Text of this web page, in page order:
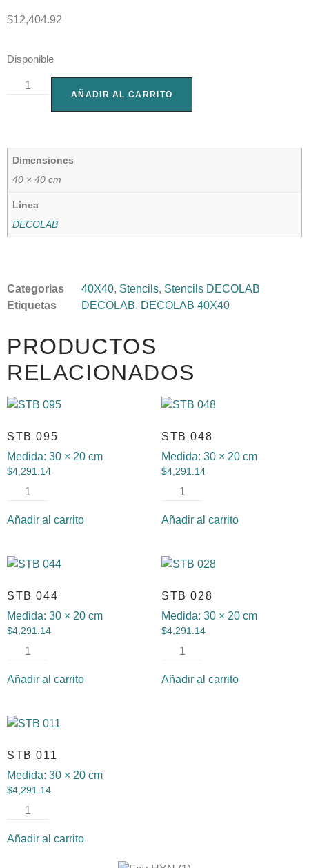
$12,404.92
Disponible
AÑADIR AL CARRITO
Dimensiones
40 × 40 cm
Linea
DECOLAB
Categorias 40X40, Stencils, Stencils DECOLAB
Etiquetas
DECOLAB, DECOLAB 40X40
PRODUCTOS
RELACIONADOS
STB 095
Medida: 30 × 20 cm
$4,291.14
Añadir al carrito
STB 048
Medida: 30 × 20 cm
$4,291.14
Añadir al carrito
STB 044
Medida: 30 × 20 cm
$4,291.14
Añadir al carrito
STB 028
Medida: 30 × 20 cm
$4,291.14
Añadir al carrito
STB 011
Medida: 30 × 20 cm
$4,291.14
Añadir al carrito